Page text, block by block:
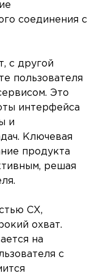
соединения с
с другой
пользователя
Это
интерфейса
и
Ключевая
продукта
решая
CX,
охват.
на
с